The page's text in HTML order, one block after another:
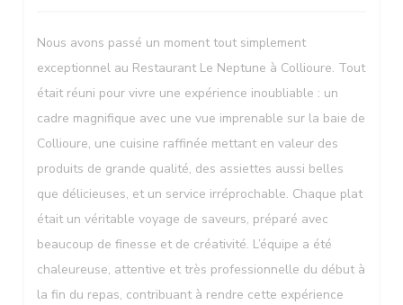
Nous avons passé un moment tout simplement
exceptionnel au Restaurant Le Neptune à Collioure. Tout
était réuni pour vivre une expérience inoubliable : un
cadre magnifique avec une vue imprenable sur la baie de
Collioure, une cuisine raffinée mettant en valeur des
produits de grande qualité, des assiettes aussi belles
que délicieuses, et un service irréprochable. Chaque plat
était un véritable voyage de saveurs, préparé avec
beaucoup de finesse et de créativité. L’équipe a été
chaleureuse, attentive et très professionnelle du début à
la fin du repas, contribuant à rendre cette expérience